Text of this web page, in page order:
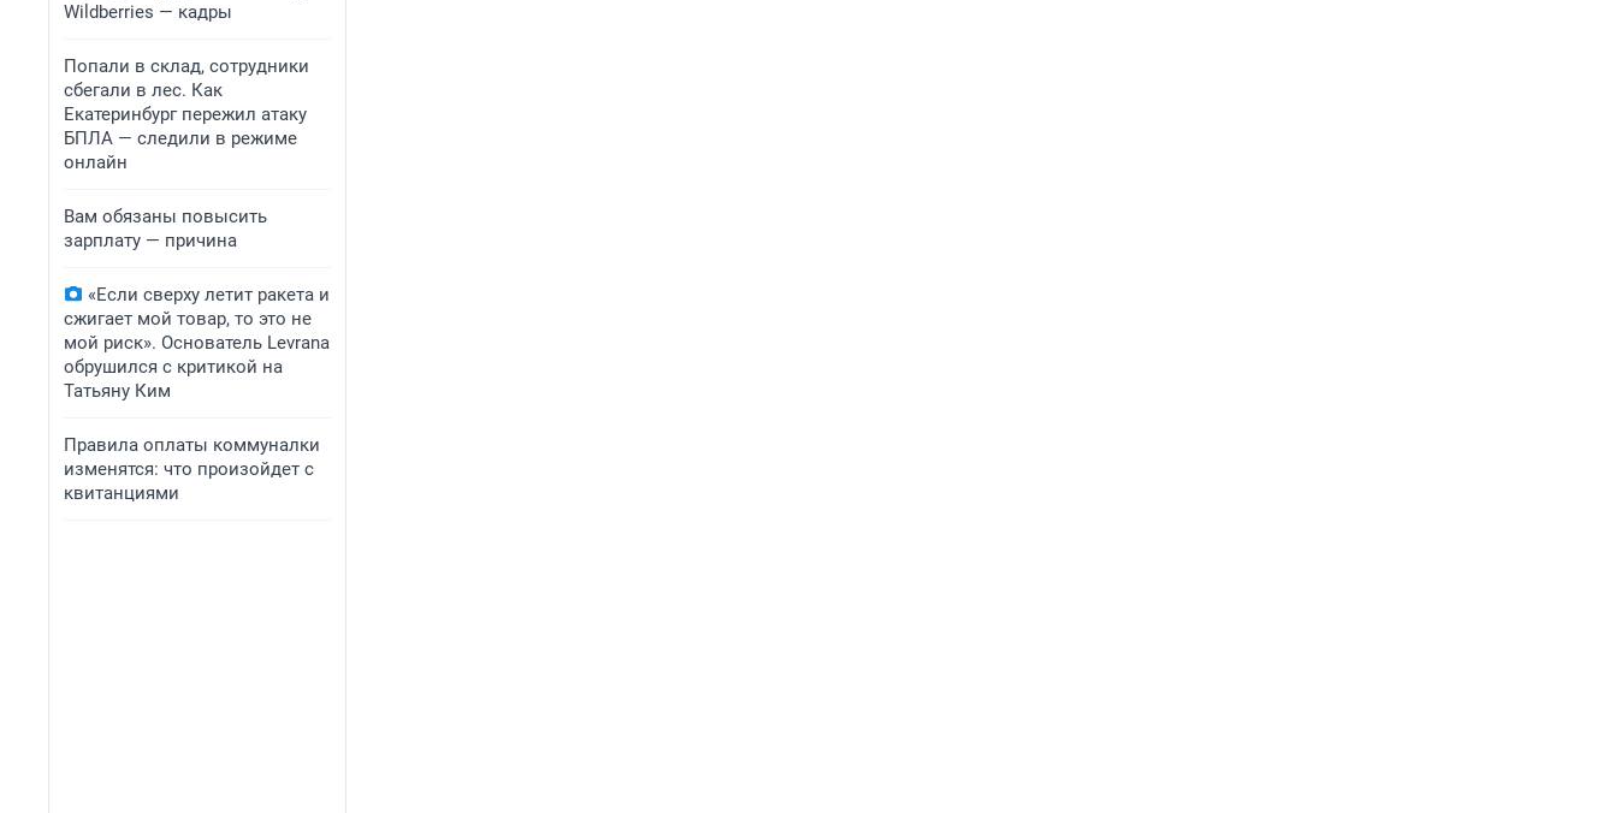
Wildberries — кадры
Попали в склад, сотрудники
сбегали в лес. Как
Екатеринбург пережил атаку
БПЛА — следили в режиме
онлайн
Вам обязаны повысить
зарплату — причина
«Если сверху летит ракета и
сжигает мой товар, то это не
мой риск». Основатель Levrana
обрушился с критикой на
Татьяну Ким
Правила оплаты коммуналки
изменятся: что произойдет с
квитанциями